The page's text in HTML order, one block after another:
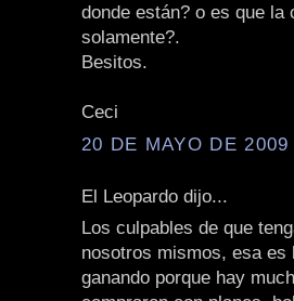
donde están? o es que
solamente?.
Besitos.
Ceci
20 DE MAYO DE
El Leopardo dijo...
Los culpables de que
nosotros mismos, esa es
ganando porque hay